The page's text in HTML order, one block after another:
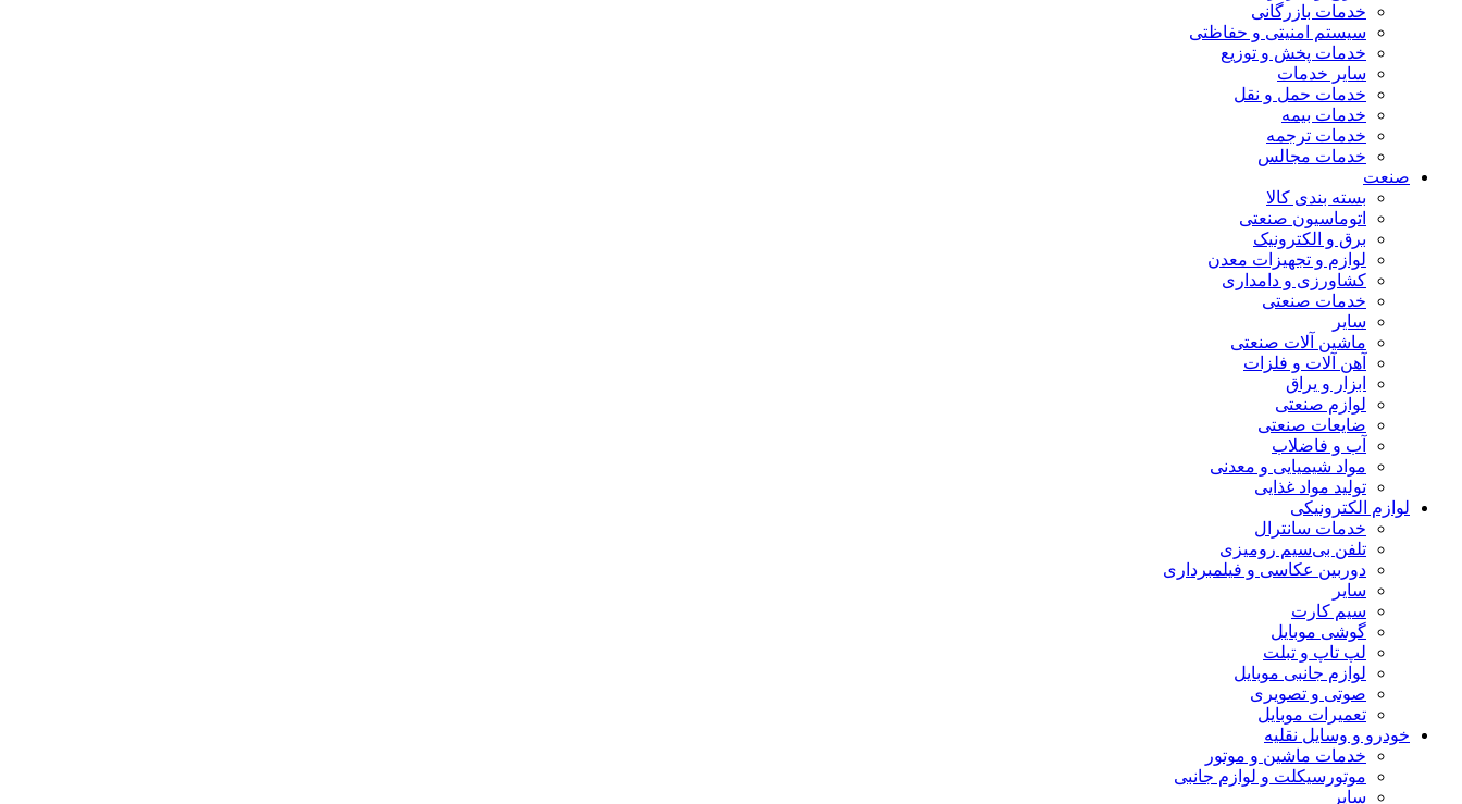
خدمات بازرگانی
سیستم امنیتی و حفاظتی
خدمات پخش و توزیع
سایر خدمات
خدمات حمل و نقل
خدمات بیمه
خدمات ترجمه
خدمات مجالس
صنعت
بسته بندی کالا
اتوماسیون صنعتی
برق و الکترونیک
لوازم و تجهیزات معدن
کشاورزی و دامداری
خدمات صنعتی
سایر
ماشین آلات صنعتی
آهن آلات و فلزات
ابزار و یراق
لوازم صنعتی
ضایعات صنعتی
آب و فاضلاب
مواد شیمیایی و معدنی
تولید مواد غذایی
لوازم الکترونیکی
خدمات سانترال
تلفن بی‌سیم رومیزی
دوربین عکاسی و فیلمبرداری
سایر
سیم کارت
گوشی موبایل
لپ تاپ و تبلت
لوازم جانبی موبایل
صوتی و تصویری
تعمیرات موبایل
خودرو و وسایل نقلیه
خدمات ماشین و موتور
موتورسیکلت و لوازم جانبی
سایر